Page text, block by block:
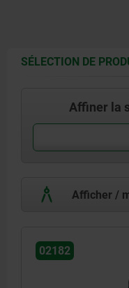
SÉLECTION DE
Affiner la
Afficher /
02182